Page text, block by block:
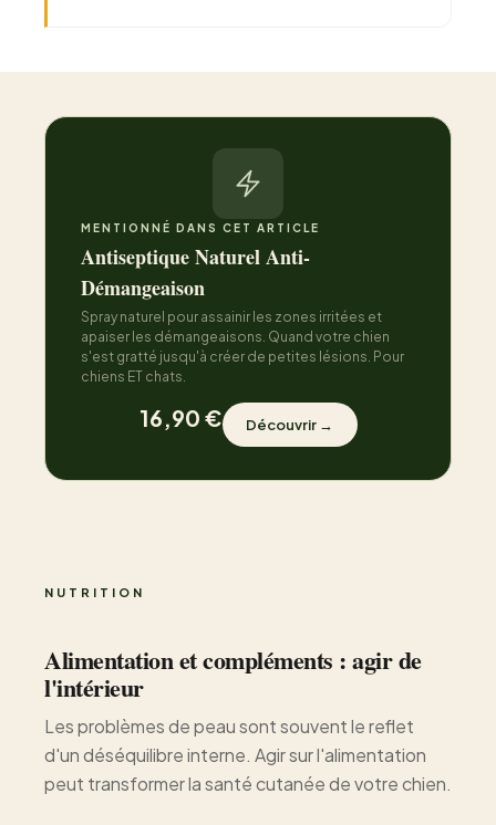
MENTIONNÉ DANS CET ARTICLE
Antiseptique Naturel Anti-
Démangeaison
Spray naturel pour assainir les zones irritées et
apaiser les démangeaisons. Quand votre chien
s'est gratté jusqu'à créer de petites lésions. Pour
chiens ET chats.
16,90 € Découvrir →
NUTRITION
Alimentation et compléments : agir de
l'intérieur
Les problèmes de peau sont souvent le reflet
d'un déséquilibre interne. Agir sur l'alimentation
peut transformer la santé cutanée de votre chien.